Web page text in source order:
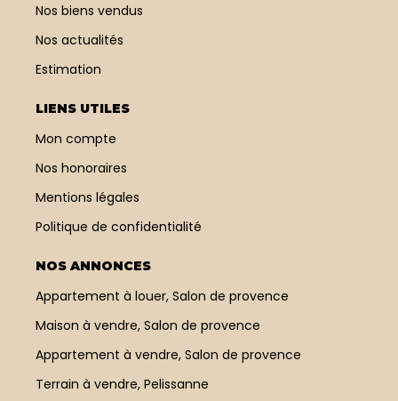
Nos biens vendus
Nos actualités
Estimation
LIENS UTILES
Mon compte
Nos honoraires
Mentions légales
Politique de confidentialité
NOS ANNONCES
Appartement à louer, Salon de provence
Maison à vendre, Salon de provence
Appartement à vendre, Salon de provence
Terrain à vendre, Pelissanne